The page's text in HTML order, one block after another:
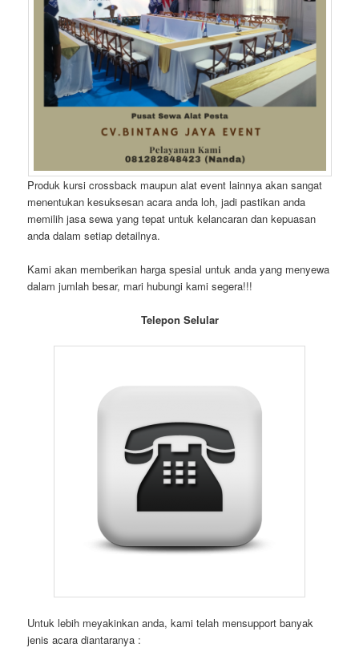
Produk kursi crossback maupun alat event lainnya akan sangat
menentukan kesuksesan acara anda loh, jadi pastikan anda
memilih jasa sewa yang tepat untuk kelancaran dan kepuasan
anda dalam setiap detailnya.
Kami akan memberikan harga spesial untuk anda yang menyewa
dalam jumlah besar, mari hubungi kami segera!!!
Telepon Selular
Untuk lebih meyakinkan anda, kami telah mensupport banyak
jenis acara diantaranya :